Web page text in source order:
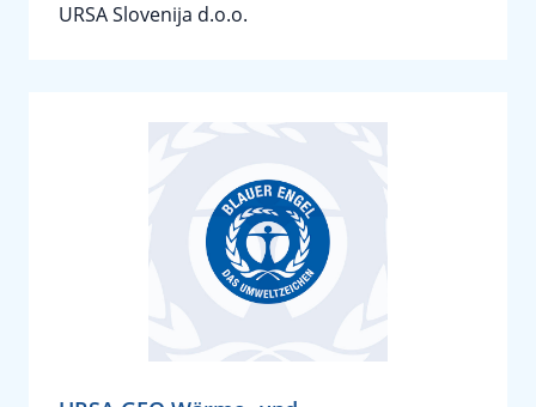
URSA Slovenija d.o.o.